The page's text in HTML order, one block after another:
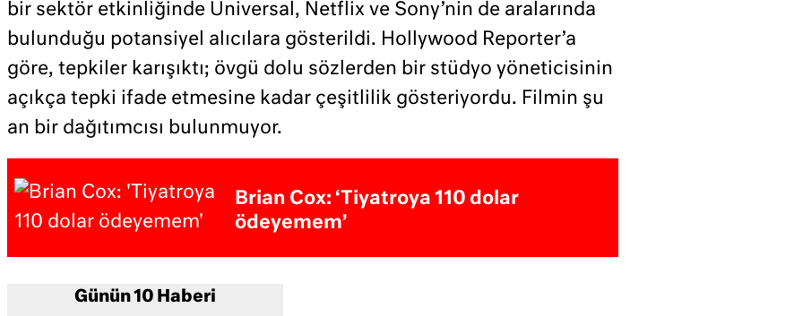
bir sektör etkinliğinde Universal, Netflix ve Sony’nin de aralarında
bulunduğu potansiyel alıcılara gösterildi. Hollywood Reporter’a
göre, tepkiler karışıktı; övgü dolu sözlerden bir stüdyo yöneticisinin
açıkça tepki ifade etmesine kadar çeşitlilik gösteriyordu. Filmin şu
an bir dağıtımcısı bulunmuyor.
Brian Cox: ‘Tiyatroya 110 dolar
ödeyemem’
Günün 10 Haberi